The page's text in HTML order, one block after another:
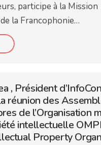
participe à la Mission
la Francophonie…
, Président
réunion des
de l’Organisation
intellectuelle
Property